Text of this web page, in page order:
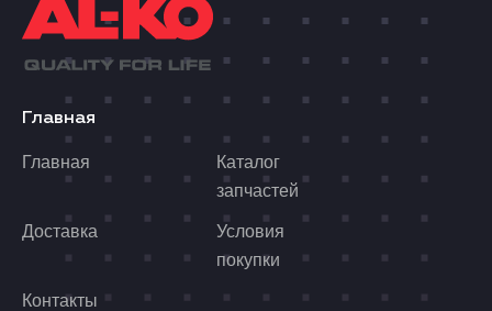
Главная
Главная
Каталог
запчастей
Доставка
Условия
покупки
Контакты